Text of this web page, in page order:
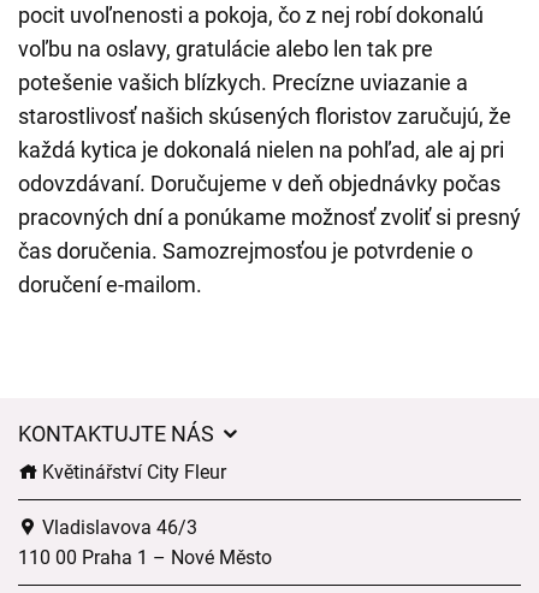
pocit uvoľnenosti a pokoja, čo z nej robí dokonalú
voľbu na oslavy, gratulácie alebo len tak pre
potešenie vašich blízkych. Precízne uviazanie a
starostlivosť našich skúsených floristov zaručujú, že
každá kytica je dokonalá nielen na pohľad, ale aj pri
odovzdávaní. Doručujeme v deň objednávky počas
pracovných dní a ponúkame možnosť zvoliť si presný
čas doručenia. Samozrejmosťou je potvrdenie o
doručení e-mailom.
KONTAKTUJTE NÁS
Květinářství City Fleur
Vladislavova 46/3
110 00 Praha 1 – Nové Město